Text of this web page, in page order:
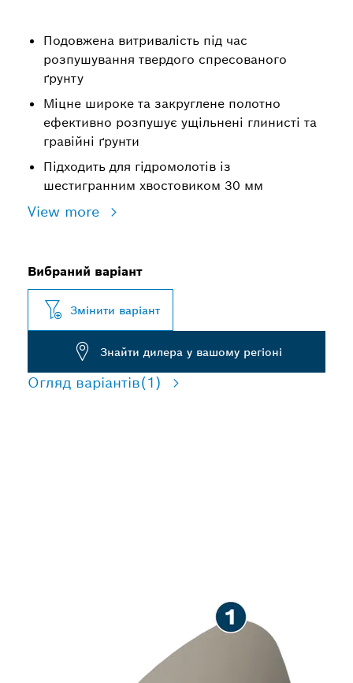
Подовжена витривалість під час
розпушування твердого спресованого
ґрунту
Міцне широке та закруглене полотно
ефективно розпушує ущільнені глинисті та
гравійні ґрунти
Підходить для гідромолотів із
шестигранним хвостовиком 30 мм
View more
Вибраний варіант
Змінити варіант
Знайти дилера у вашому регіоні
Огляд варіантів(1)